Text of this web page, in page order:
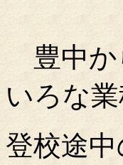
豊中か
いろな
登校途